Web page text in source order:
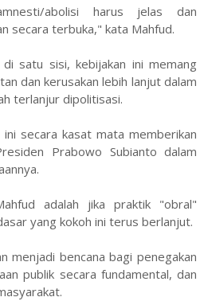
abolisi harus jelas dan
secara terbuka," kata Mahfud.
satu sisi, kebijakan ini memang
dan kerusakan lebih lanjut dalam
terlanjur dipolitisasi.
ini secara kasat mata memberikan
Prabowo Subianto dalam
adalah jika praktik "obral"
yang kokoh ini terus berlanjut.
menjadi bencana bagi penegakan
publik secara fundamental, dan